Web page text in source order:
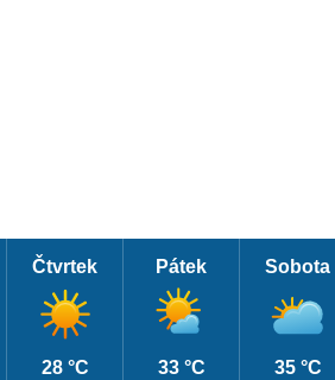
Čtvrtek
28 °C
Pátek
33 °C
Sobota
35 °C